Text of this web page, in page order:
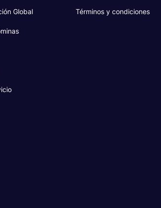
Global Términos y condiciones